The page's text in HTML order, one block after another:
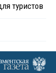
туристов